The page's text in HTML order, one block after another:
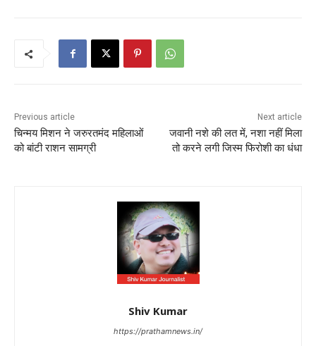
Previous article
चिन्मय मिशन ने जरुरतमंद महिलाओं
को बांटी राशन सामग्री
Next article
जवानी नशे की लत में, नशा नहीं मिला
तो करने लगी जिस्म फिरोशी का धंधा
Shiv Kumar
https://prathamnews.in/